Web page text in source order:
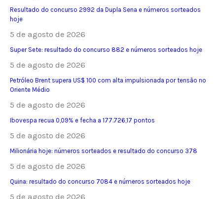
Resultado do concurso 2992 da Dupla Sena e números sorteados
hoje
5 de agosto de 2026
Super Sete: resultado do concurso 882 e números sorteados hoje
5 de agosto de 2026
Petróleo Brent supera US$ 100 com alta impulsionada por tensão no
Oriente Médio
5 de agosto de 2026
Ibovespa recua 0,09% e fecha a 177.726,17 pontos
5 de agosto de 2026
Milionária hoje: números sorteados e resultado do concurso 378
5 de agosto de 2026
Quina: resultado do concurso 7084 e números sorteados hoje
5 de agosto de 2026